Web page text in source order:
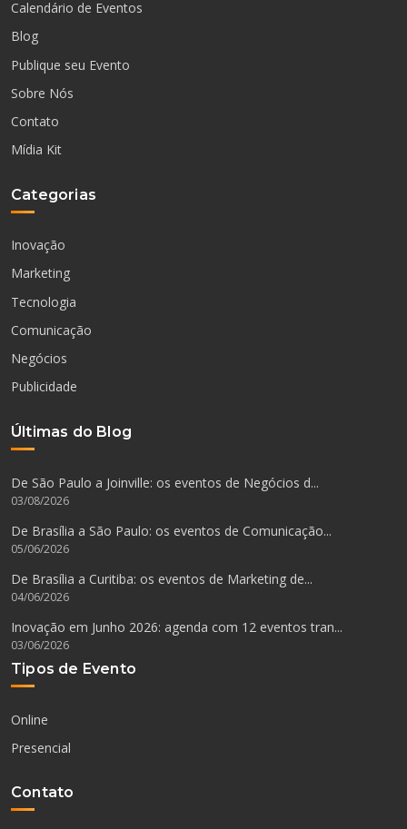
Calendário de Eventos
Blog
Publique seu Evento
Sobre Nós
Contato
Mídia Kit
Categorias
Inovação
Marketing
Tecnologia
Comunicação
Negócios
Publicidade
Últimas do Blog
De São Paulo a Joinville: os eventos de Negócios d...
03/08/2026
De Brasília a São Paulo: os eventos de Comunicação...
05/06/2026
De Brasília a Curitiba: os eventos de Marketing de...
04/06/2026
Inovação em Junho 2026: agenda com 12 eventos tran...
03/06/2026
Tipos de Evento
Online
Presencial
Contato